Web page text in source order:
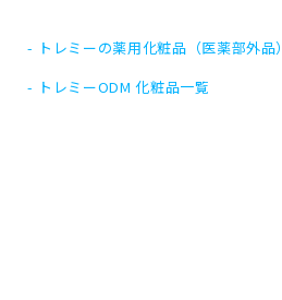
トレミーの薬用化粧品 （医薬部外品）
トレミーODM 化粧品一覧